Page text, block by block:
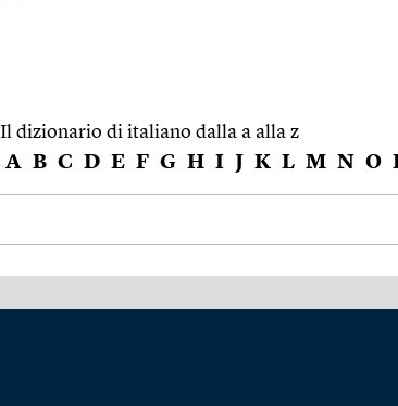
Il dizionario di italiano dalla a alla z
A B C D E F G H I J K L M N O